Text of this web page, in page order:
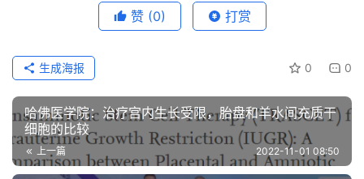
赞 (0) 打赏
0 0
生成海报
哈佛医学院：治疗宫内生长受限，胎盘和羊水间充质干
细胞的比较
上一篇 2022-11-01 08:50